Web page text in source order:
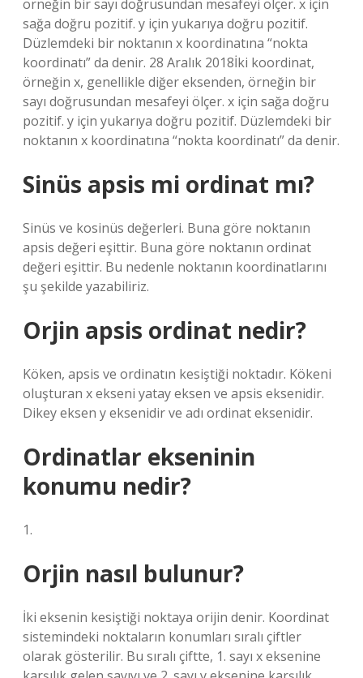
örneğin bir sayı doğrusundan mesafeyi ölçer. x için
sağa doğru pozitif. y için yukarıya doğru pozitif.
Düzlemdeki bir noktanın x koordinatına “nokta
koordinatı” da denir. 28 Aralık 2018İki koordinat,
örneğin x, genellikle diğer eksenden, örneğin bir
sayı doğrusundan mesafeyi ölçer. x için sağa doğru
pozitif. y için yukarıya doğru pozitif. Düzlemdeki bir
noktanın x koordinatına “nokta koordinatı” da denir.
Sinüs apsis mi ordinat mı?
Sinüs ve kosinüs değerleri. Buna göre noktanın
apsis değeri eşittir. Buna göre noktanın ordinat
değeri eşittir. Bu nedenle noktanın koordinatlarını
şu şekilde yazabiliriz.
Orjin apsis ordinat nedir?
Köken, apsis ve ordinatın kesiştiği noktadır. Kökeni
oluşturan x ekseni yatay eksen ve apsis eksenidir.
Dikey eksen y eksenidir ve adı ordinat eksenidir.
Ordinatlar ekseninin
konumu nedir?
1.
Orjin nasıl bulunur?
İki eksenin kesiştiği noktaya orijin denir. Koordinat
sistemindeki noktaların konumları sıralı çiftler
olarak gösterilir. Bu sıralı çiftte, 1. sayı x eksenine